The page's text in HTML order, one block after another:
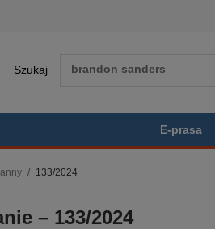
Szukaj
E-prasa
psychologiczne
133/2024
– 133/2024